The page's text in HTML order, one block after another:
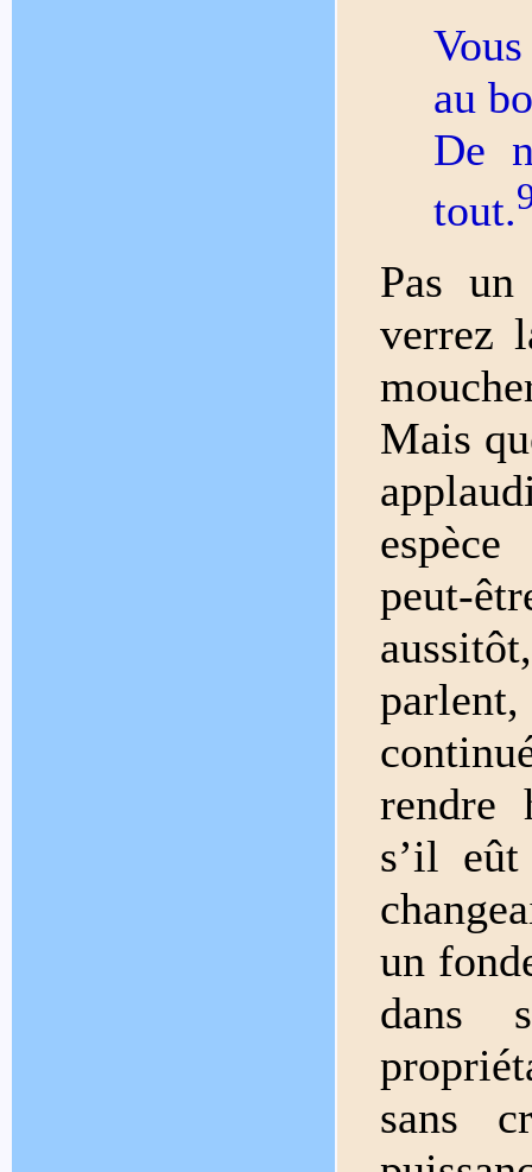
au
De
tout.
Pas
verrez
Mais
peut-
rendre
s’il
un
dans
sans